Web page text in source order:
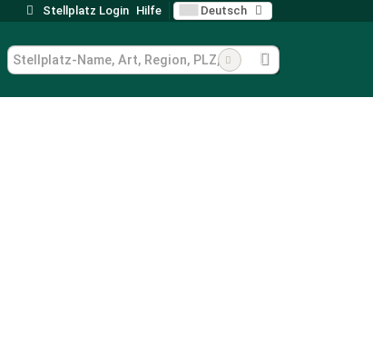
Stellplatz Login Hilfe Deutsch